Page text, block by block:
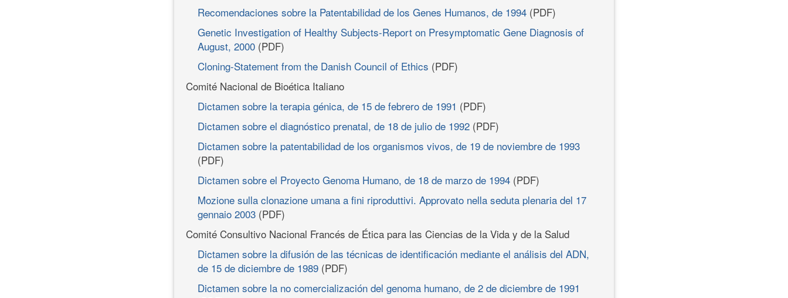
Recomendaciones sobre la Patentabilidad de los Genes Humanos, de 1994 (PDF)
Genetic Investigation of Healthy Subjects-Report on Presymptomatic Gene Diagnosis of
August, 2000 (PDF)
Cloning-Statement from the Danish Council of Ethics (PDF)
Comité Nacional de Bioética Italiano
Dictamen sobre la terapia génica, de 15 de febrero de 1991 (PDF)
Dictamen sobre el diagnóstico prenatal, de 18 de julio de 1992 (PDF)
Dictamen sobre la patentabilidad de los organismos vivos, de 19 de noviembre de 1993
(PDF)
Dictamen sobre el Proyecto Genoma Humano, de 18 de marzo de 1994 (PDF)
Mozione sulla clonazione umana a fini riproduttivi. Approvato nella seduta plenaria del 17
gennaio 2003 (PDF)
Comité Consultivo Nacional Francés de Ética para las Ciencias de la Vida y de la Salud
Dictamen sobre la difusión de las técnicas de identificación mediante el análisis del ADN,
de 15 de diciembre de 1989 (PDF)
Dictamen sobre la no comercialización del genoma humano, de 2 de diciembre de 1991